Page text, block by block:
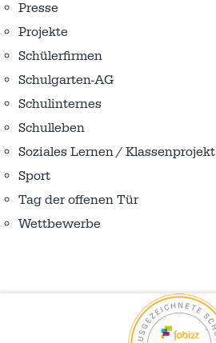
Presse
Projekte
Schülerfirmen
Schulgarten-AG
Schulinternes
Schulleben
Soziales Lernen / Klassenprojekt
Sport
Tag der offenen Tür
Wettbewerbe